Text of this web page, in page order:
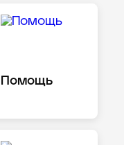
Помощь